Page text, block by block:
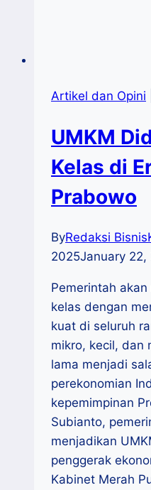
Artikel dan Opini
UMKM
Kelas di
Prabowo
ByRedaksi
2025January 22,
Pemerintah
kelas dengan
kuat di seluruh
mikro, kecil, dan
lama menjadi
perekonomian
kepemimpinan
Subianto,
menjadikan
penggerak
Kabinet Merah